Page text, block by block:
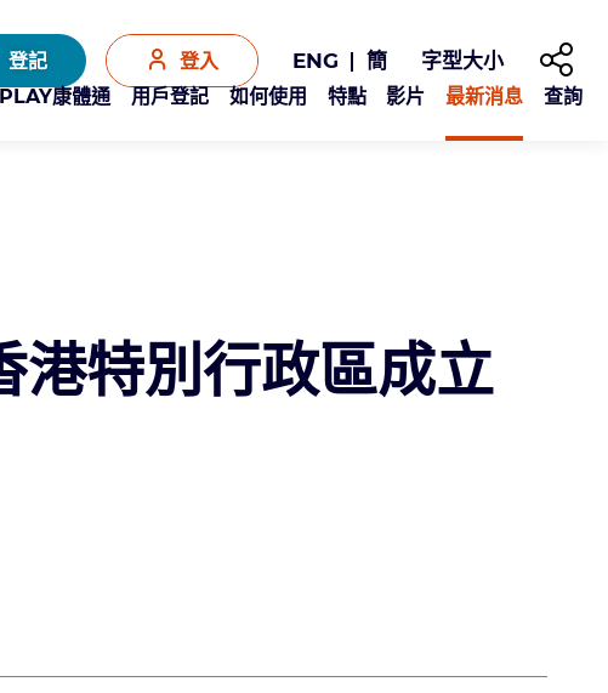
登記 登入 ENG 簡 字型大小
分享至
康體通 用戶登記 如何使用 特點 影片 最新消息 查詢
港特別行政區成立